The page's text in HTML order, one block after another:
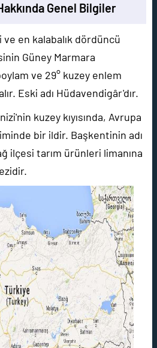
Genel Bilgiler
en kalabalık dördüncü
Güney Marmara
ve 29° kuzey enlem
Eski adı Hüdavendigâr'dır.
kuzey kıyısında, Avrupa
bir ildir. Başkentinin adı
ilçesi tarım ürünleri limanına